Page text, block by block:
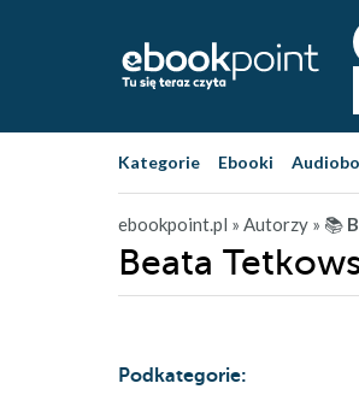
Kategorie Ebooki
ebookpoint.pl » Autorzy » 📚
Beata
Podkategorie: